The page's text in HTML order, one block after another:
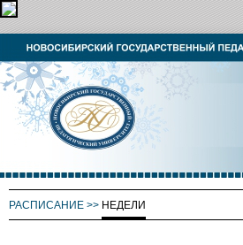
РАСПИСАНИЕ >> НЕДЕЛИ